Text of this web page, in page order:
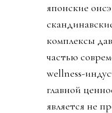
японские
комплексы
частью
wellness-
главной
является не